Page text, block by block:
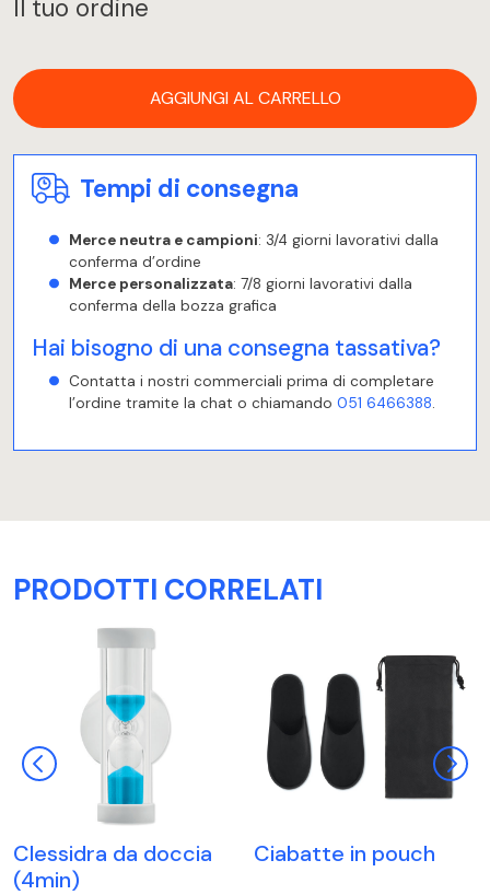
Il tuo ordine
AGGIUNGI AL CARRELLO
Tempi di consegna
Merce neutra e campioni: 3/4 giorni lavorativi dalla
conferma d’ordine
Merce personalizzata: 7/8 giorni lavorativi dalla
conferma della bozza grafica
Hai bisogno di una consegna tassativa?
Contatta i nostri commerciali prima di completare
l’ordine tramite la chat o chiamando 051 6466388.
PRODOTTI CORRELATI
Clessidra da doccia
(4min)
Ciabatte in pouch